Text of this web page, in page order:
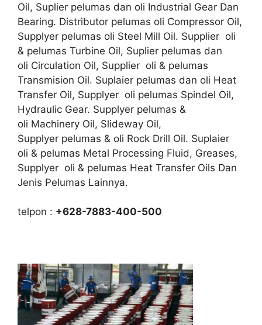
Oil, Suplier pelumas dan oli Industrial Gear Dan
Bearing. Distributor pelumas oli Compressor Oil,
Supplyer pelumas oli Steel Mill Oil. Supplier oli
& pelumas Turbine Oil, Suplier pelumas dan
oli Circulation Oil, Supplier oli & pelumas
Transmision Oil. Suplaier pelumas dan oli Heat
Transfer Oil, Supplyer oli pelumas Spindel Oil,
Hydraulic Gear. Supplyer pelumas &
oli Machinery Oil, Slideway Oil,
Supplyer pelumas & oli Rock Drill Oil. Suplaier
oli & pelumas Metal Processing Fluid, Greases,
Supplyer oli & pelumas Heat Transfer Oils Dan
Jenis Pelumas Lainnya.
telpon : +628-7883-400-500